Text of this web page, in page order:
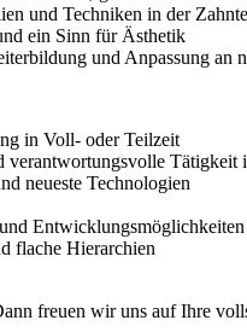
und Techniken in der
ein Sinn für Ästhetik
und Anpassung an
in Voll- oder Teilzeit
verantwortungsvolle Tätigkeit
neueste Technologien
Entwicklungsmöglichkeiten
flache Hierarchien
freuen wir uns auf Ihre